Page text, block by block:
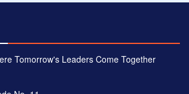
Tomorrow's Leaders Come Together